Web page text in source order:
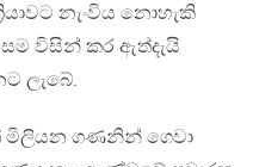
නැංවිය නොහැකි
විසින් කර ඇත්දැයි
ලැබේ.
මිලියන ගණනින් ගෙවා